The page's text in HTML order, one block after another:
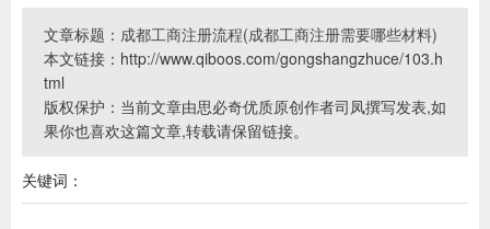
文章标题： 成都工商注册流程(成都工商注册需要哪些材料)
本文链接：http://www.qiboos.com/gongshangzhuce/103.h
tml
版权保护：当前文章由思必奇优质原创作者司凤撰写发表,如
果你也喜欢这篇文章,转载请保留链接。
关键词：